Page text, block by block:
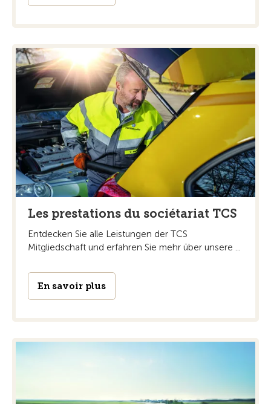
Les prestations du sociétariat TCS
Entdecken Sie alle Leistungen der TCS
Mitgliedschaft und erfahren Sie mehr über unsere ...
En savoir plus